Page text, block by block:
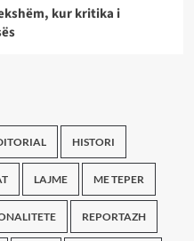
kur kritika i
HISTORI
LAJME ME TEPER
REPORTAZH